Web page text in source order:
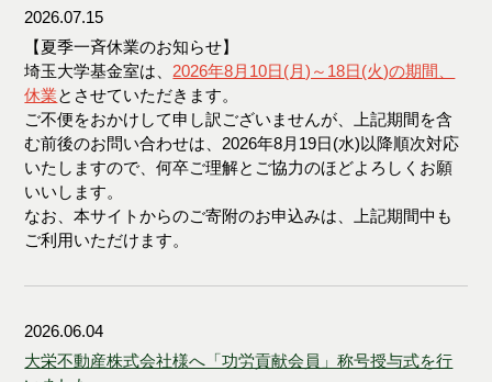
2026.07.15
【夏季一斉休業のお知らせ】
埼玉大学基金室は、 2026年8月10日(月)～18日(火)の期間、
休業とさせていただきます。
ご不便をおかけして申し訳ございませんが、上記期間を含
む前後のお問い合わせは、 2026年8月19日(水)以降順次対応
いたしますので、何卒ご理解とご協力のほどよろしくお願
いいします。
なお、本サイトからのご寄附のお申込みは、上記期間中も
ご利用いただけます。
2026.06.04
大栄不動産株式会社様へ「功労貢献会員」称号授与式を行